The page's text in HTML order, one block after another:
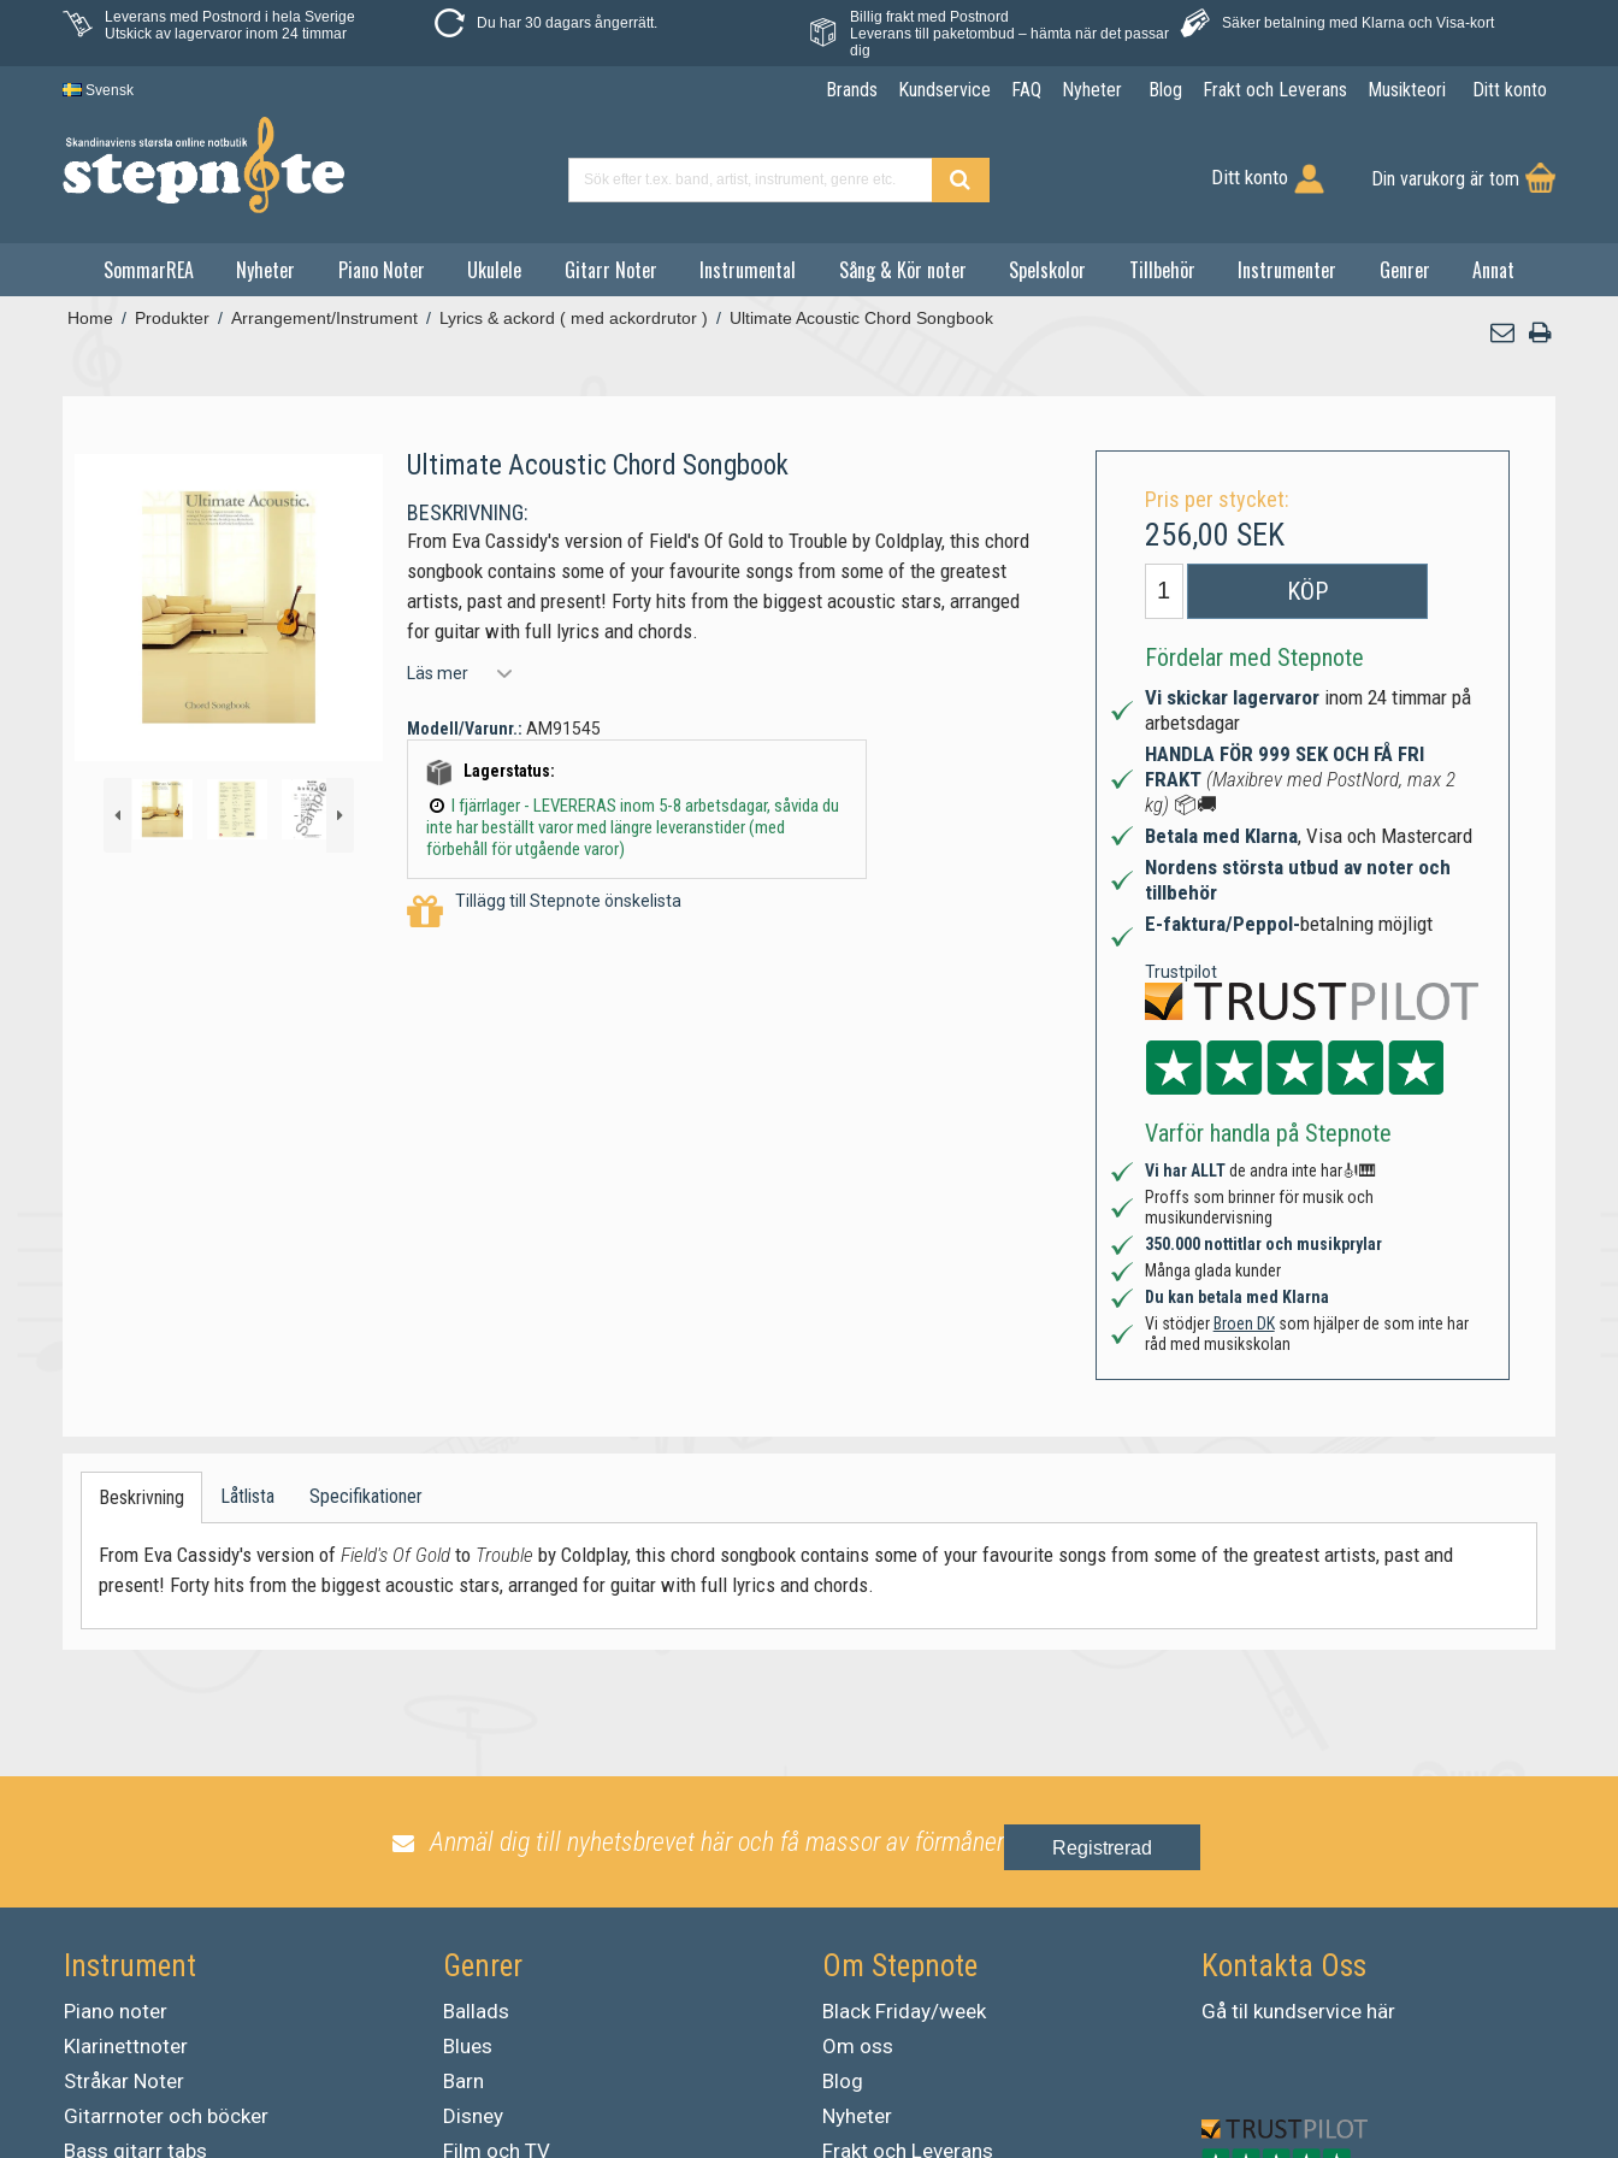
Leverans med Postnord i hela Sverige
Utskick av lagervaror inom 24 timmar
Du har 30 dagars ångerrätt.
Billig frakt med Postnord
Leverans till paketombud – hämta när det passar
dig
Säker betalning med Klarna och Visa-kort
Svensk Brands Kundservice FAQ Nyheter Blog Frakt och Leverans Musikteori Ditt konto
Ditt konto Din varukorg är tom
SommarREA Nyheter Piano Noter Ukulele Gitarr Noter Instrumental Sång & Kör noter Spelskolor Tillbehör Instrumenter Genrer Annat
Home / Produkter / Arrangement/Instrument / Lyrics & ackord ( med ackordrutor ) / Ultimate Acoustic Chord Songbook
Ultimate Acoustic Chord Songbook
BESKRIVNING:
From Eva Cassidy's version of Field's Of Gold to Trouble by Coldplay, this chord
songbook contains some of your favourite songs from some of the greatest
artists, past and present! Forty hits from the biggest acoustic stars, arranged
for guitar with full lyrics and chords.
Läs mer
Modell/Varunr.: AM91545
Lagerstatus:
I fjärrlager - LEVERERAS inom 5-8 arbetsdagar, såvida du
inte har beställt varor med längre leveranstider (med
förbehåll för utgående varor)
Tillägg till Stepnote önskelista
Pris per stycket:
256,00 SEK
KÖP
Fördelar med Stepnote
Vi skickar lagervaror inom 24 timmar på
arbetsdagar
HANDLA FÖR 999 SEK OCH FÅ FRI
FRAKT (Maxibrev med PostNord, max 2
kg) 📦🚚
Betala med Klarna, Visa och Mastercard
Nordens största utbud av noter och
tillbehör
E-faktura/Peppol-betalning möjligt
Trustpilot
Varför handla på Stepnote
Vi har ALLTde andra inte har🎻🎹
Proffs som brinner för musik och
musikundervisning
350.000 nottitlar och musikprylar
Många glada kunder
Du kan betala med Klarna
Vi stödjer Broen DKsom hjälper de som inte har
råd med musikskolan
Beskrivning Låtlista Specifikationer
From Eva Cassidy's version of Field's Of Gold to Trouble by Coldplay, this chord songbook contains some of your favourite songs from some of the greatest artists, past and
present! Forty hits from the biggest acoustic stars, arranged for guitar with full lyrics and chords.
Anmäl dig till nyhetsbrevet här och få massor av förmåner Registrerad
Instrument
Piano noter
Klarinettnoter
Stråkar Noter
Gitarrnoter och böcker
Bass gitarr tabs
Genrer
Ballads
Blues
Barn
Disney
Film och TV
Om Stepnote
Black Friday/week
Om oss
Blog
Nyheter
Frakt och Leverans
Kontakta Oss
Gå til kundservice här